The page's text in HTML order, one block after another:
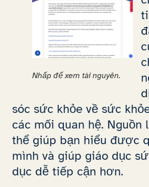
Nhấp để xem tài nguyên.
sóc sức khỏe về sức
các mối quan hệ. Nguồn
thể giúp bạn hiểu được
mình và giúp giáo dục
dục dễ tiếp cận hơn.